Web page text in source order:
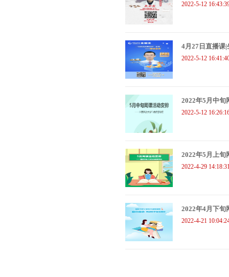
2022-5-12
4月27日直播课
2022-5-12
2022年5月中旬
2022-5-12
2022年5月上旬
2022-4-29
2022年4月下旬
2022-4-21